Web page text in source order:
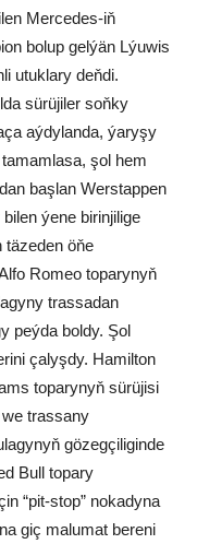
Mercedes-iň
bolup gelýän Lýuwis
utuklary deňdi.
sürüjiler soňky
aýdylanda, ýaryşy
şol hem
başlan Werstappen
ýene birinjilige
täzeden öňe
Romeo toparynyň
trassadan
peýda boldy. Şol
çalyşdy. Hamilton
toparynyň sürüjisi
trassany
gözegçiliginde
Bull topary
“pit-stop” nokadyna
giç malumat bereni